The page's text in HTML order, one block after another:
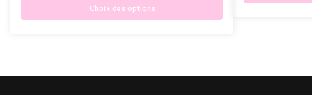
Choix des options